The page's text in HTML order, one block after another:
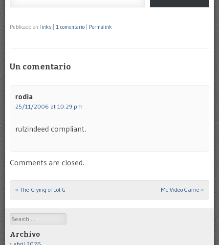
Publicado en links 1 comentario Permalink
Un comentario
rodia
25/11/2006 at 10:29 pm
rulzindeed compliant.
Comments are closed.
Post navigation
« The Crying of Lot G Mc Video Game »
Search
Archivo